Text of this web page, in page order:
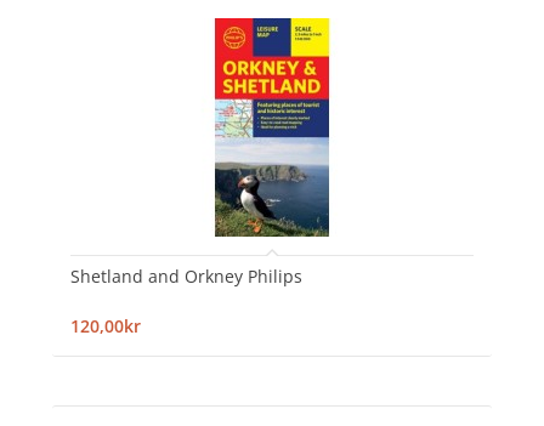
Shetland and Orkney Philips
120,00kr